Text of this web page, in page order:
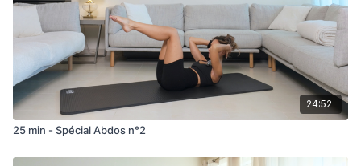
24:52
25 min - Spécial Abdos n°2